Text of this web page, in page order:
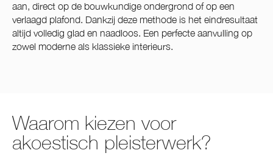
aan, direct op de bouwkundige ondergrond of op een
verlaagd plafond. Dankzij deze methode is het eindresultaat
altijd volledig glad en naadloos. Een perfecte aanvulling op
zowel moderne als klassieke interieurs.
Waarom kiezen voor
akoestisch pleisterwerk?